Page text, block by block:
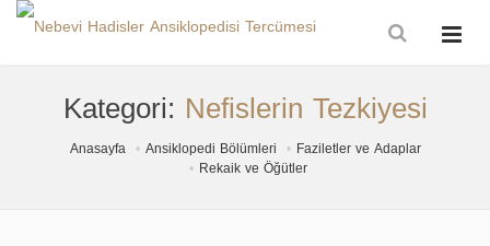
Kategori: Nefislerin Tezkiyesi
Anasayfa Ansiklopedi Bölümleri
Faziletler ve Adaplar
Rekaik ve Öğütler